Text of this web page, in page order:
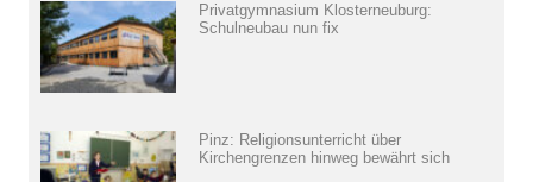
Privatgymnasium Klosterneuburg:
Schulneubau nun fix
Pinz: Religionsunterricht über
Kirchengrenzen hinweg bewährt sich